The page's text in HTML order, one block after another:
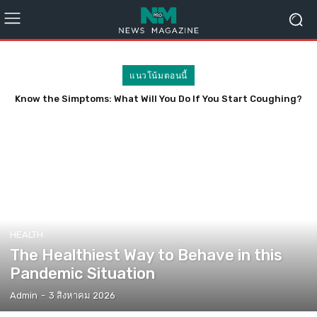
แนวโน้มตอนนี้
Know the Simptoms: What Will You Do If You Start Coughing?
HEALTH
The Healthiest Way to Behave in this
Pandemic Situation
Admin - 3 สิงหาคม 2026